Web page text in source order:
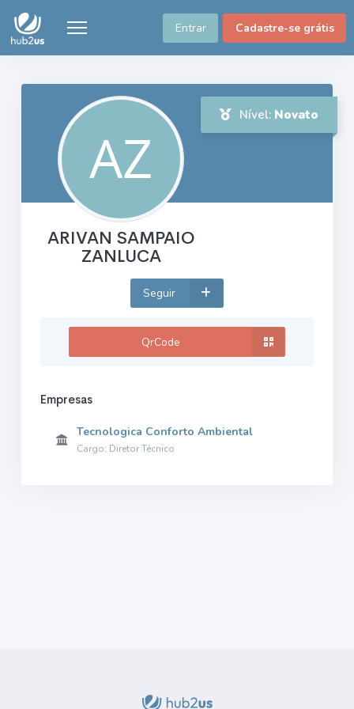
Entrar Cadastre-se grátis
Nível: Novato
ARIVAN SAMPAIO
ZANLUCA
Seguir
QrCode
Empresas
Tecnologica Conforto Ambiental
Cargo: Diretor Técnico